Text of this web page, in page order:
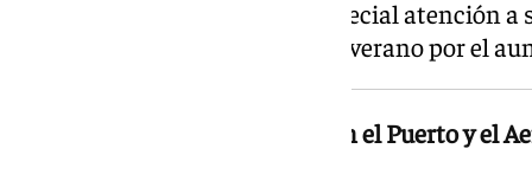
interior de la provincia, con especial atención
Tráfico, cuya actividad crece en verano por el
El control policial se refuerza en el Puerto y el